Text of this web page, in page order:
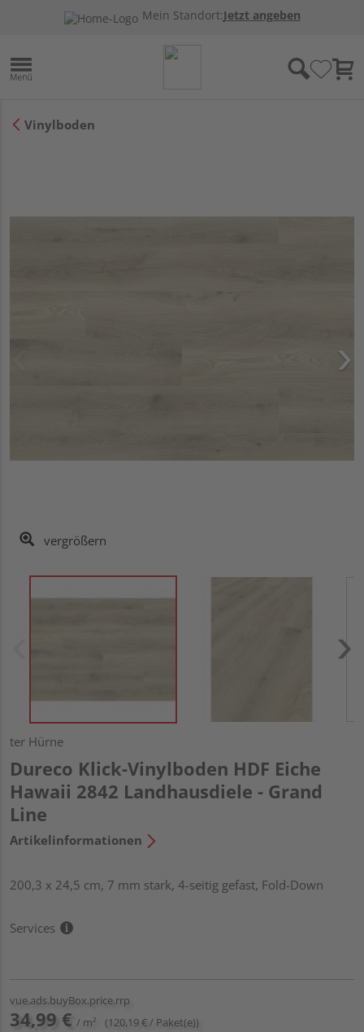
Mein Standort:Jetzt angeben
Vinylboden
vergrößern
ter Hürne
Dureco Klick-Vinylboden HDF Eiche
Hawaii 2842 Landhausdiele - Grand
Line
Artikelinformationen
200,3 x 24,5 cm, 7 mm stark, 4-seitig gefast, Fold-Down
Services
vue.ads.buyBox.price.rrp
34,99 € / m² (120,19 € / Paket(e))